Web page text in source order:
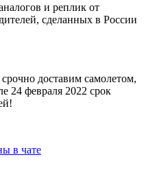
и реплик от
сделанных в России
доставим самолетом,
24 февраля 2022 срок
в чате